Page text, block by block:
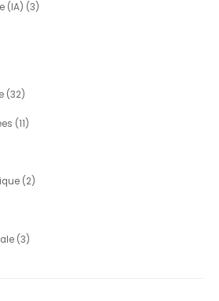
(IA) (3)
(32)
(11)
(2)
(3)